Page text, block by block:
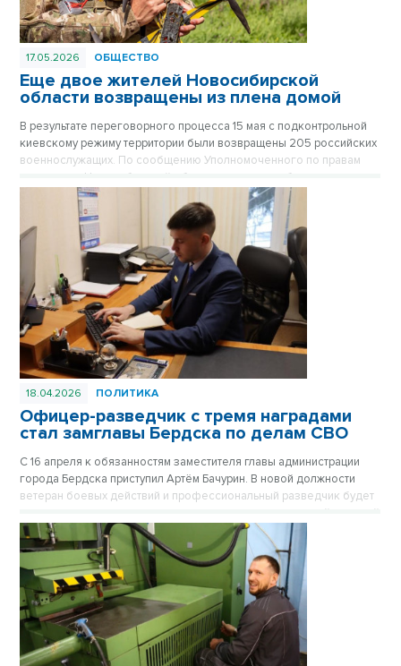
17.05.2026 ОБЩЕСТВО
Еще двое жителей Новосибирской
области возвращены из плена домой
В результате переговорного процесса 15 мая с подконтрольной
киевскому режиму территории были возвращены 205 российских
военнослужащих. По сообщению Уполномоченного по правам
человека в Новосибирской области, среди освобожденных
бойцов — двое наших земляков, которые в ближайшее время
смогут воссоединиться со своими семьями.
18.04.2026 ПОЛИТИКА
Офицер-разведчик с тремя наградами
стал замглавы Бердска по делам СВО
С 16 апреля к обязанностям заместителя главы администрации
города Бердска приступил Артём Бачурин. В новой должности
ветеран боевых действий и профессиональный разведчик будет
операции и их семей, координируя работу социальных служб,
военкомата и медицинских учреждений.